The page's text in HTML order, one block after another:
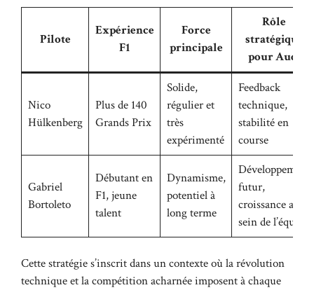
Pilote
Expérience
F1
Force
principale
Rôle
stratégique
pour Audi
Nico
Hülkenberg
Plus de 140
Grands Prix
Solide,
régulier et
très
expérimenté
Feedback
technique,
stabilité en
course
Gabriel
Bortoleto
Débutant en
F1, jeune
talent
Dynamisme,
potentiel à
long terme
Développement
futur,
croissance au
sein de l’équipe
Cette stratégie s’inscrit dans un contexte où la révolution
technique et la compétition acharnée imposent à chaque